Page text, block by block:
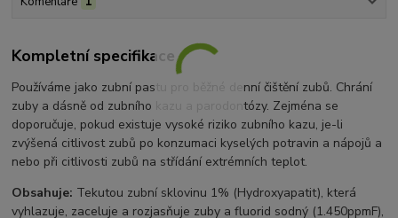
Kompletní specifikace
Používáme jako zubní pastu pro běžné denní čištění zubů. Chrání
zuby a dásně od zubního kazu a parodontózy. Zejména se
doporučuje, pokud existuje vysoké riziko zubního kazu, je-li
zvýšená citlivost zubů po konzumaci kyselých potravin a nápojů a
nebo při citlivosti zubů na střídání extrémních teplot.
Obsahuje: Tekutou zubní sklovinu 1% (Hydroxyapatit), která
vyhlazuje, zaceluje a rozjasňuje zuby a fluorid sodný (1.450ppmF),